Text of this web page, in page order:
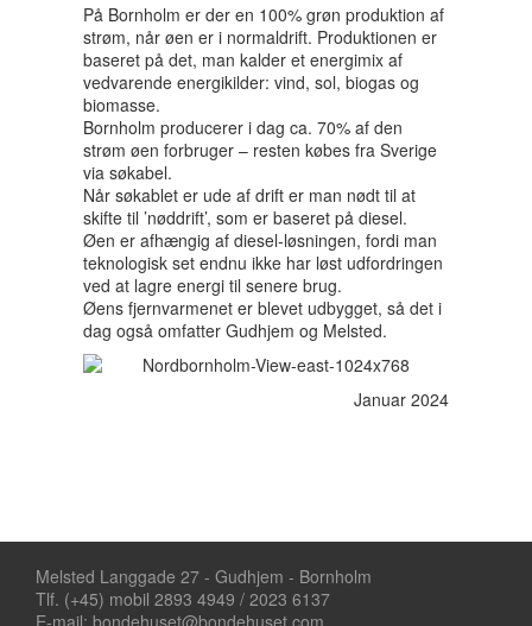
På Bornholm er der en 100% grøn produktion af
strøm, når øen er i normaldrift. Produktionen er
baseret på det, man kalder et energimix af
vedvarende energikilder: vind, sol, biogas og
biomasse.
Bornholm producerer i dag ca. 70% af den
strøm øen forbruger – resten købes fra Sverige
via søkabel.
Når søkablet er ude af drift er man nødt til at
skifte til ’nøddrift’, som er baseret på diesel.
Øen er afhængig af diesel-løsningen, fordi man
teknologisk set endnu ikke har løst udfordringen
ved at lagre energi til senere brug.
Øens fjernvarmenet er blevet udbygget, så det i
dag også omfatter Gudhjem og Melsted.
Januar 2024
Melsted Langgade 27 - Gudhjem - Bornholm
Tlf. (+45) mobil 2893 4949 / 2023 6137
E-mail: bondehuset@bondehuset.com